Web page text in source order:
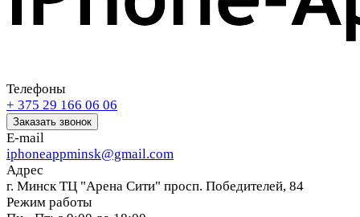
Телефоны
+ 375 29 166 06 06
Заказать звонок
E-mail
iphoneappminsk@gmail.com
Адрес
г. Минск ТЦ "Арена Сити" просп. Победителей, 84
Режим работы